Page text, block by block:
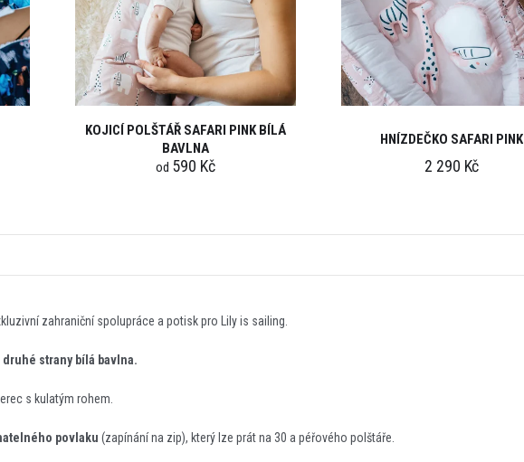
KOJICÍ POLŠTÁŘ SAFARI PINK BÍLÁ
BAVLNA
od 590 Kč
HNÍZDEČKO SAFARI PINK
2 290 Kč
zahraniční spolupráce a potisk pro Lily is sailing.
strany bílá bavlna.
s kulatým rohem.
povlaku (zapínání na zip), který lze prát na 30 a péřového polštáře.